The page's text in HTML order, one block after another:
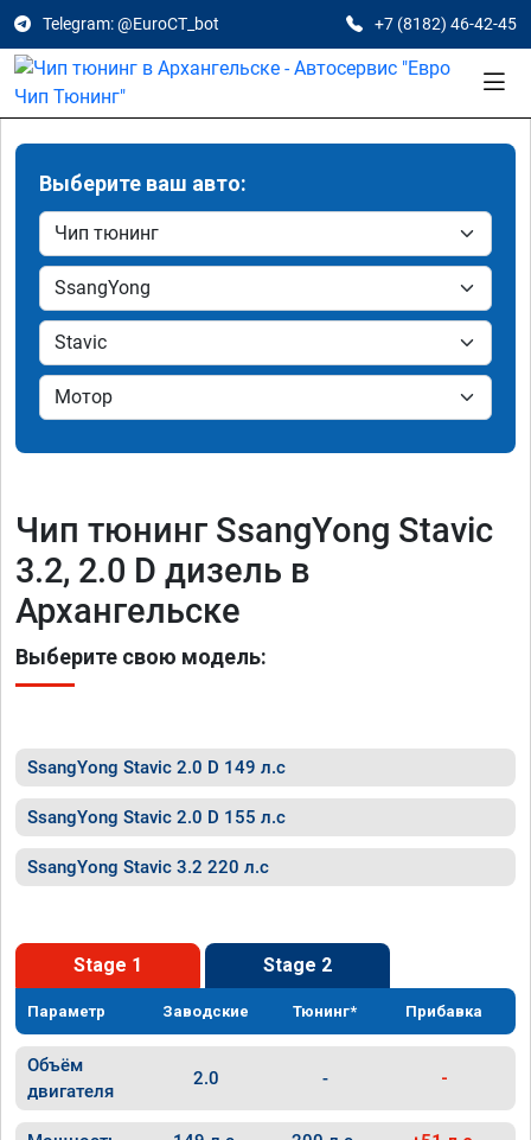
Telegram: @EuroCT_bot +7 (8182) 46-42-45
Выберите ваш авто:
Чип тюнинг SsangYong Stavic
3.2, 2.0 D дизель в
Архангельске
Выберите свою модель:
SsangYong Stavic 2.0 D 149 л.с
SsangYong Stavic 2.0 D 155 л.с
SsangYong Stavic 3.2 220 л.с
Stage 1 Stage 2
Параметр Заводские Тюнинг* Прибавка
Объём
двигателя
2.0 - -